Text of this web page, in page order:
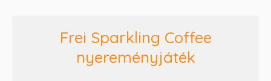
Frei Sparkling Coffee
nyereményjáték